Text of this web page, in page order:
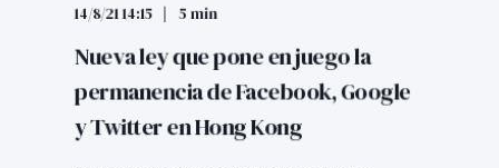
14/8/21 14:15 5 min
Nueva ley que pone en juego la
permanencia de Facebook, Google
y Twitter en Hong Kong